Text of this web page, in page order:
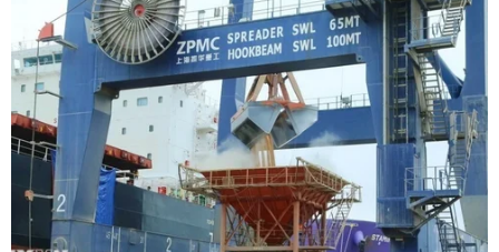
Kiểm tiền USD. (Ảnh: AFP/TTXVN)
Tỷ giá trung tâm giữa Đồng Việt Nam (VND) so
với đồng đôla Mỹ (USD) ngày 31/3 tại các ngân
hàng thương mại giữ nguyên so với cuối tuần
trước, trong khi đồng nhân dân tệ (NDT) giảm
nhẹ.